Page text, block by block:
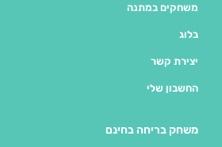
משחקים במתנה
בלוג
יצירת קשר
החשבון שלי
משחק בריחה בחינם